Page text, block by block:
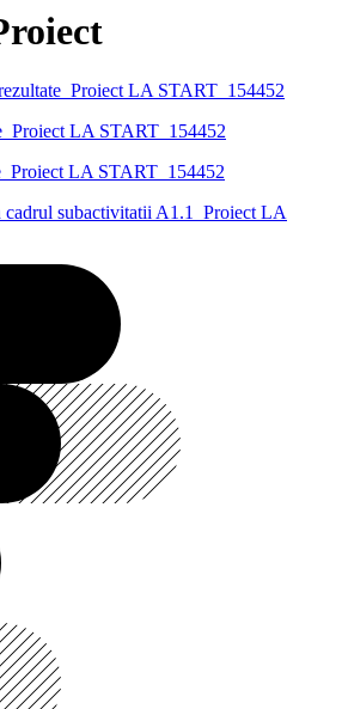
LA START_154452
LA START_154452
LA START_154452
cadrul subactivitatii A1.1_Proiect LA